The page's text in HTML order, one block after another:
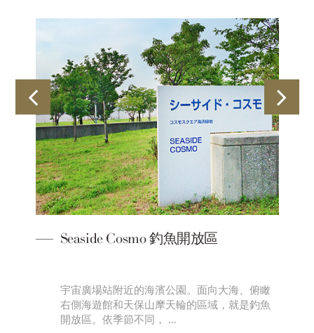
Seaside Cosmo 釣魚開放區
宇宙廣場站附近的海濱公園。面向大海、俯瞰
右側海遊館和天保山摩天輪的區域，就是釣魚
開放區。依季節不同， …